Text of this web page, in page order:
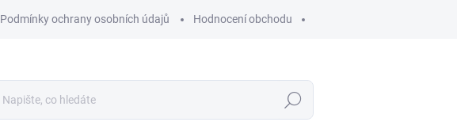
Podmínky ochrany osobních údajů Hodnocení obchodu
Hledat